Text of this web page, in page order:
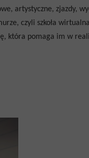
artystyczne, zjazdy,
czyli szkoła
która pomaga im w